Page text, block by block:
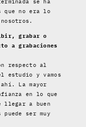
se ha
que no era lo
grabar o
a grabaciones
respecto al
estudio y vamos
La mayor
en lo que
llegar a buen
ser muy